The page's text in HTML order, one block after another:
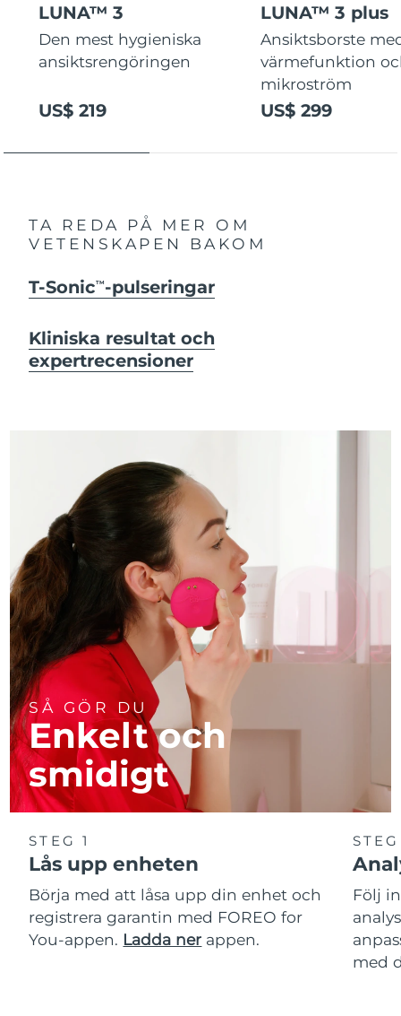
LUNA™ 3
Den mest hygieniska
ansiktsrengöringen
US$ 219
LUNA™ 3 plus
Ansiktsborste
värmefunktion
mikroström
US$ 299
TA REDA PÅ MER OM
VETENSKAPEN BAKOM
T-SonicTM -pulseringar
Kliniska resultat och
expertrecensioner
SÅ GÖR DU
Enkelt och
smidigt
STEG 1
Lås upp enheten
Börja med att låsa upp din enhet och
registrera garantin med FOREO for
You-appen. Ladda ner appen.
Följ
med